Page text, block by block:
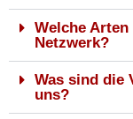
Welche
Netzwerk?
Was sind die
uns?